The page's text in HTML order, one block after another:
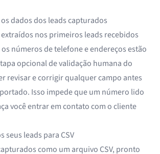
dados dos leads capturados
extraídos nos primeiros leads recebidos
números de telefone e endereços estão
opcional de validação humana do
revisar e corrigir qualquer campo antes
Isso impede que um número lido
você entrar em contato com o cliente
seus leads para CSV
como um arquivo CSV, pronto